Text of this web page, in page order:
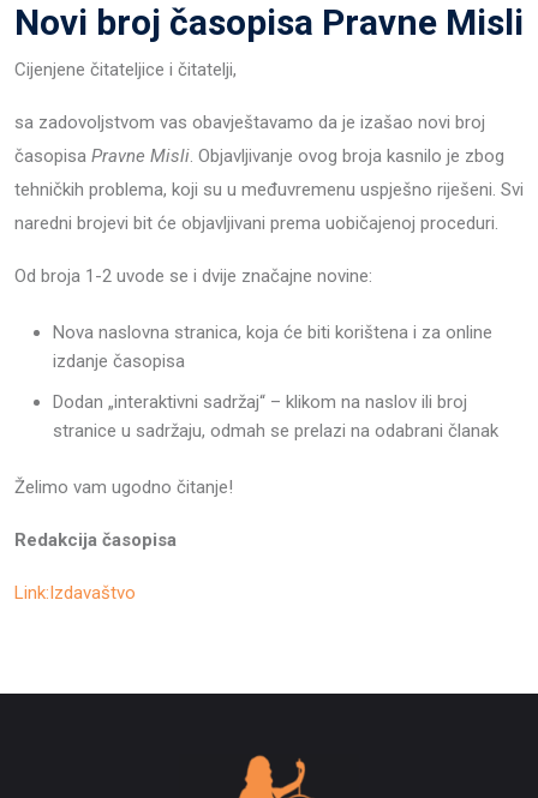
Novi broj časopisa Pravne Misli
Cijenjene čitateljice i čitatelji,
sa zadovoljstvom vas obavještavamo da je izašao novi broj
časopisa Pravne Misli. Objavljivanje ovog broja kasnilo je zbog
tehničkih problema, koji su u međuvremenu uspješno riješeni. Svi
naredni brojevi bit će objavljivani prema uobičajenoj proceduri.
Od broja 1-2 uvode se i dvije značajne novine:
Nova naslovna stranica, koja će biti korištena i za online
izdanje časopisa
Dodan „interaktivni sadržaj“ – klikom na naslov ili broj
stranice u sadržaju, odmah se prelazi na odabrani članak
Želimo vam ugodno čitanje!
Redakcija časopisa
Link:Izdavaštvo